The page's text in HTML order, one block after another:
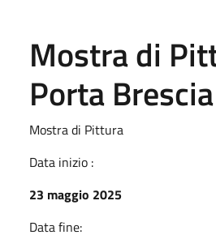
Mostra di
Porta
Mostra di Pittura
Data inizio :
23 maggio 2025
Data fine: